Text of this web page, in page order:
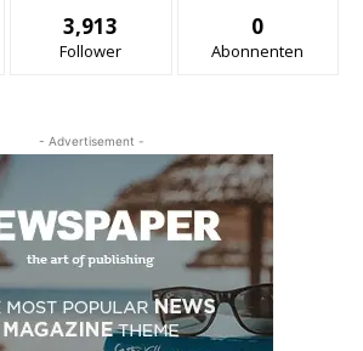
3,913
Follower
0
Abonnenten
- Advertisement -